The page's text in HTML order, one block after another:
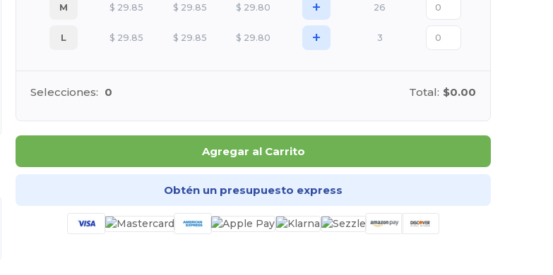
M $ 29.85 $ 29.85 $ 29.80 + 26
L $ 29.85 $ 29.85 $ 29.80 + 3
Selecciones: 0 Total: $0.00
Agregar al Carrito
Obtén un presupuesto express